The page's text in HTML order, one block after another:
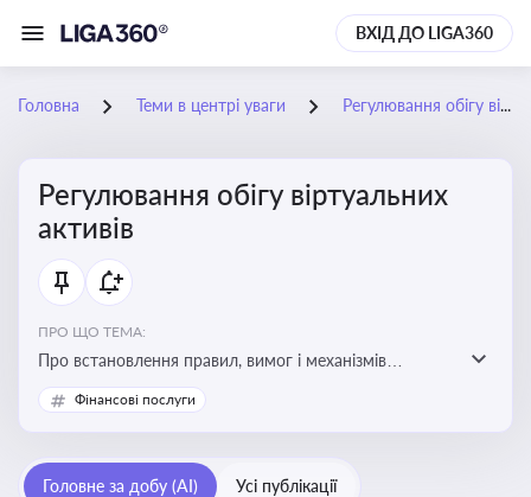
ВХІД ДО LIGA360
Головна Теми в центрі уваги Регулювання обігу віртуальних активів
Регулювання обігу віртуальних
активів
ПРО ЩО ТЕМА:
Про встановлення правил, вимог і механізмів
контролю за використанням, обігом та
оподаткуванням віртуальних активів, таких як
Фінансові послуги
Головне за добу (AI) Усі публікації